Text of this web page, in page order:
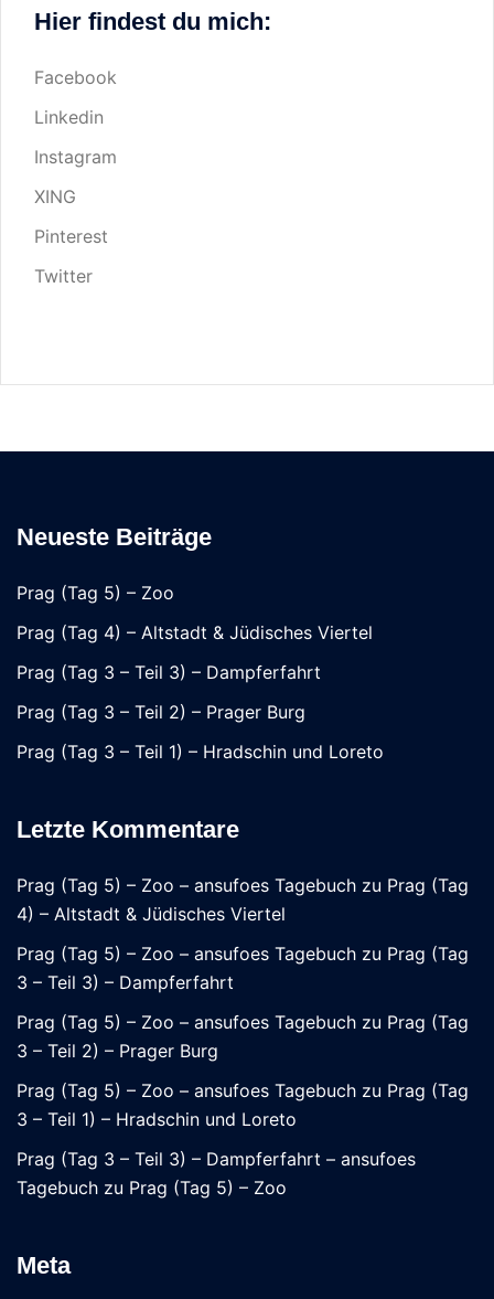
Hier findest du mich:
Facebook
Linkedin
Instagram
XING
Pinterest
Twitter
Neueste Beiträge
Prag (Tag 5) – Zoo
Prag (Tag 4) – Altstadt & Jüdisches Viertel
Prag (Tag 3 – Teil 3) – Dampferfahrt
Prag (Tag 3 – Teil 2) – Prager Burg
Prag (Tag 3 – Teil 1) – Hradschin und Loreto
Letzte Kommentare
Prag (Tag 5) – Zoo – ansufoes Tagebuch zu Prag (Tag
4) – Altstadt & Jüdisches Viertel
Prag (Tag 5) – Zoo – ansufoes Tagebuch zu Prag (Tag
3 – Teil 3) – Dampferfahrt
Prag (Tag 5) – Zoo – ansufoes Tagebuch zu Prag (Tag
3 – Teil 2) – Prager Burg
Prag (Tag 5) – Zoo – ansufoes Tagebuch zu Prag (Tag
3 – Teil 1) – Hradschin und Loreto
Prag (Tag 3 – Teil 3) – Dampferfahrt – ansufoes
Tagebuch zu Prag (Tag 5) – Zoo
Meta